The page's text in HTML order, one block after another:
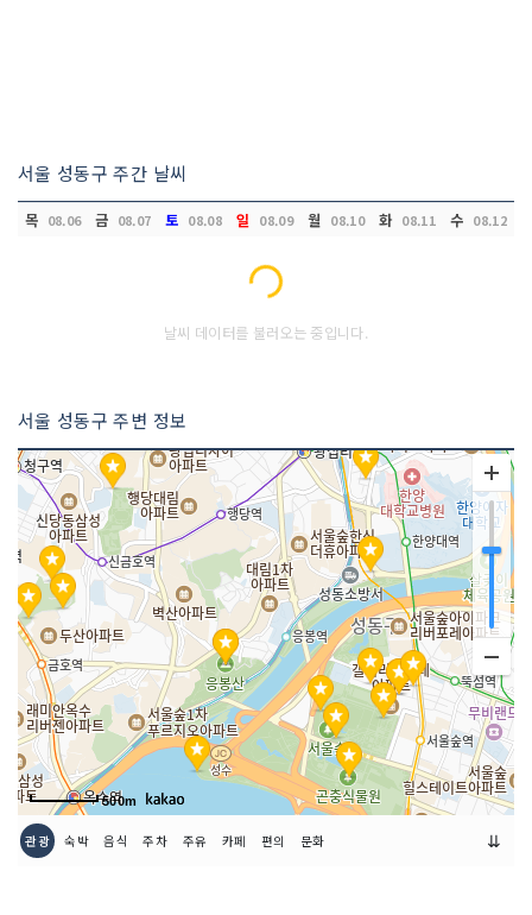
서울 성동구 주간 날씨
목 08.06 금 08.07 토 08.08 일 08.09 월 08.10 화 08.11 수 08.12
Loading...
날씨 데이터를 불러오는 중입니다.
서울 성동구 주변 정보
500m
관광 숙박 음식 주차 주유 카페 편의 문화 ⇊